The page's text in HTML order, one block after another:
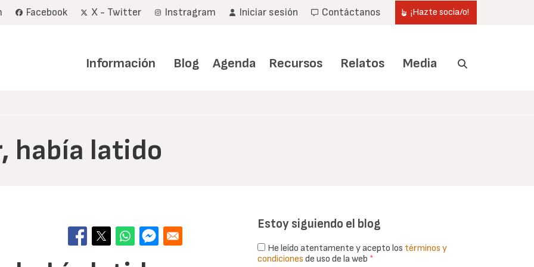
Facebook X - Twitter Instragram Iniciar sesión Contáctanos ¡Hazte socia/o!
Información Blog Agenda Recursos Relatos Media
había latido
Estoy siguiendo el blog
He leído atentamente y acepto los términos y
condiciones de uso de la web *